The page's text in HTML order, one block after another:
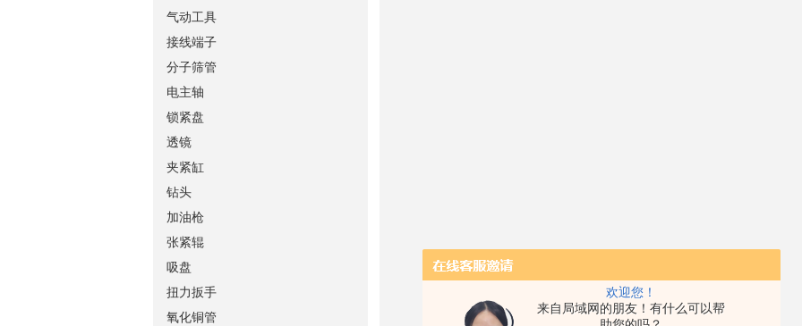
欢迎您！
来自局域网的朋友！有什么可以帮
气动工具
接线端子
分子筛管
电主轴
锁紧盘
透镜
夹紧缸
钻头
加油枪
张紧辊
吸盘
扭力扳手
氧化铜管